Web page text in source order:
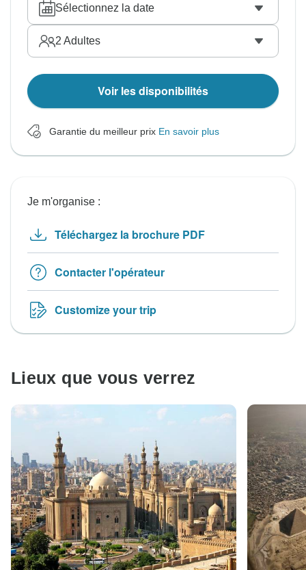
Sélectionnez la date
2 Adultes
Voir les disponibilités
Garantie du meilleur prix En savoir plus
Je m'organise :
Téléchargez la brochure PDF
Contacter l'opérateur
Customize your trip
Lieux que vous verrez